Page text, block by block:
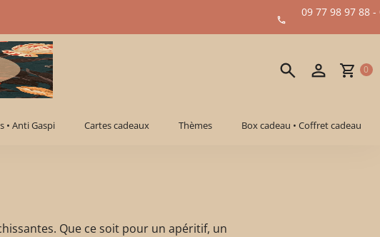
09 77 98 97 88 -
0
• Anti Gaspi Cartes cadeaux Thèmes Box cadeau • Coffret cadeau
Que ce soit pour un apéritif, un